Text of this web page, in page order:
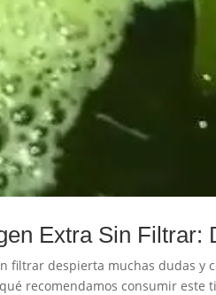
Extra Sin Filtrar:
filtrar despierta muchas dudas y
recomendamos consumir este